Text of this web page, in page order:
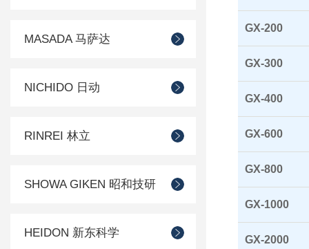
MASADA 马萨达
NICHIDO 日动
RINREI 林立
SHOWA GIKEN 昭和技研
HEIDON 新东科学
GX-200
GX-300
GX-400
GX-600
GX-800
GX-1000
GX-2000